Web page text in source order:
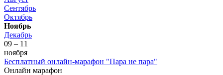
Сентябрь
Октябрь
Ноябрь
Декабрь
09 – 11
ноября
Бесплатный онлайн-марафон "Пара не пара"
Онлайн марафон